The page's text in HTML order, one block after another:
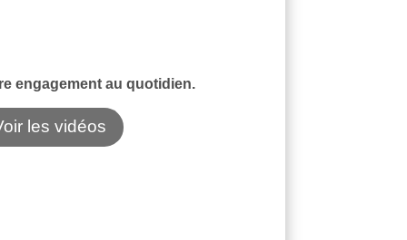
engagement au quotidien.
les vidéos